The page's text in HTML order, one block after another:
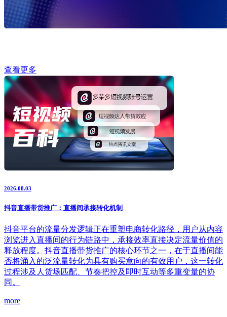
查看更多
2026.08.03
抖音直播带货推广：直播间承接转化机制
抖音平台的流量分发逻辑正在重塑电商转化路径，用户从内容
浏览进入直播间的行为链路中，承接效率直接决定流量价值的
释放程度。抖音直播带货推广的核心环节之一，在于直播间能
否将涌入的泛流量转化为具有购买意向的有效用户，这一转化
过程涉及人货场匹配、节奏把控及即时互动等多重变量的协
同。
more